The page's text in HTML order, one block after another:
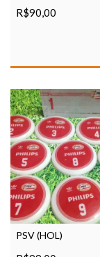
R$90,00
PSV (HOL)